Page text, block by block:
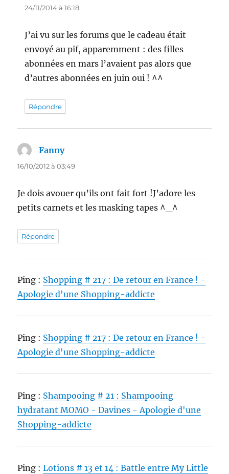
24/11/2014 à 16:18
J’ai vu sur les forums que le cadeau était
envoyé au pif, apparemment : des filles
abonnées en mars l’avaient pas alors que
d’autres abonnées en juin oui ! ^^
Répondre
Fannydit :
16/10/2012 à 03:49
Je dois avouer qu’ils ont fait fort !J’adore les
petits carnets et les masking tapes ^_^
Répondre
Ping : Shopping # 217 : De retour en France ! -
Apologie d'une Shopping-addicte
Ping : Shopping # 217 : De retour en France ! -
Apologie d'une Shopping-addicte
Ping : Shampooing # 21 : Shampooing
hydratant MOMO - Davines - Apologie d'une
Shopping-addicte
Ping :Lotions # 13 et 14 : Battle entre My Little